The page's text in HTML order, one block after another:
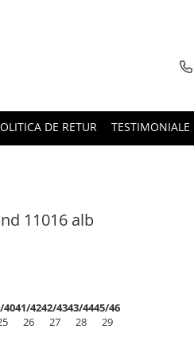
DE RETUR TESTIMONIALE
11016 alb
4041/4242/4343/4445/46
26 27 28 29